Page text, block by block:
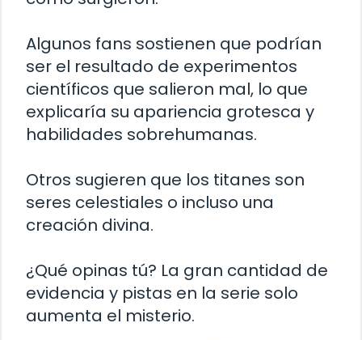
Algunos fans sostienen que podrían
ser el resultado de experimentos
científicos que salieron mal, lo que
explicaría su apariencia grotesca y
habilidades sobrehumanas.
Otros sugieren que los titanes son
seres celestiales o incluso una
creación divina.
¿Qué opinas tú? La gran cantidad de
evidencia y pistas en la serie solo
aumenta el misterio.